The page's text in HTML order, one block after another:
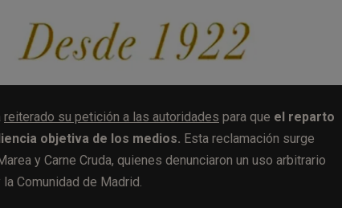
reiterado su petición a las autoridades para que el reparto
objetiva de los medios. Esta reclamación surge
y Carne Cruda, quienes denunciaron un uso arbitrario
Comunidad de Madrid.